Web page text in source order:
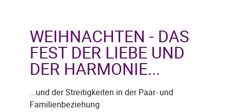
WEIHNACHTEN - DAS
FEST DER LIEBE UND
DER HARMONIE...
...und der Streitigkeiten in der Paar- und
Familienbeziehung